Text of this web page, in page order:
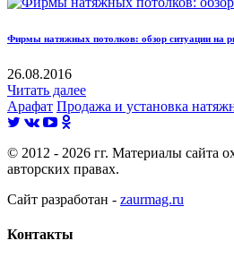
Фирмы натяжных потолков: обзор ситуации на
26.08.2016
Читать далее
Арафат Продажа и установка
© 2012 - 2026 гг. Материалы сайта
авторских правах.
Сайт разработан - zaurmag.ru
Контакты